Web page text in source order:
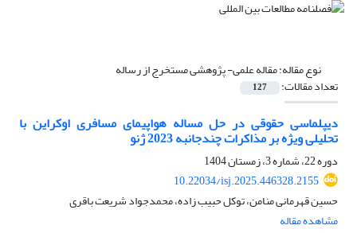
نوع مقاله:مقاله علمی- پژوهشی مستخرج از رساله
تعداد مقالات: 127
دیپلماسی حقوقی در حل مساله هواپیمای مسافری اوکراین با
تحلیلی ویژه بر مذاکرات چندجانبه 2023 ژنو
دوره 22، شماره 3، زمستان 1404
10.22034/isj.2025.446328.2155
حسین قهرمانی منامن، توکل حبیب زاده، محمدجواد شریعت باقری
مشاهده مقاله